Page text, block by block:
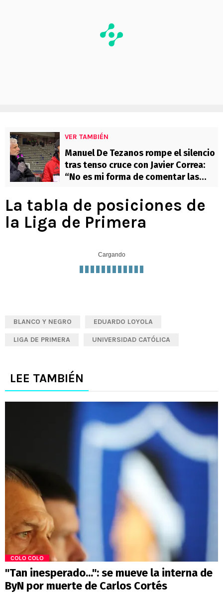
VER TAMBIÉN
Manuel De Tezanos rompe el silencio
tras tenso cruce con Javier Correa:
“No es mi forma de comentar las
La tabla de posiciones de
la Liga de Primera
Cargando
BLANCO Y NEGRO EDUARDO LOYOLA
LIGA DE PRIMERA UNIVERSIDAD CATÓLICA
LEE TAMBIÉN
COLO COLO
"Tan inesperado...": se mueve la interna de
ByN por muerte de Carlos Cortés